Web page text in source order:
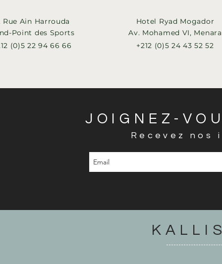
JOIGNEZ-
Recevez nos
Rue Ain Harrouda
Point des Sports
(0)5 22 94 66 66
Hotel Ryad Mogador
Av. Mohamed VI, Menara
+212 (0)5 24 43 52 52